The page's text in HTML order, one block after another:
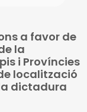
a favor de
la
i Províncies
localització
dictadura